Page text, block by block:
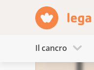
Il cancro